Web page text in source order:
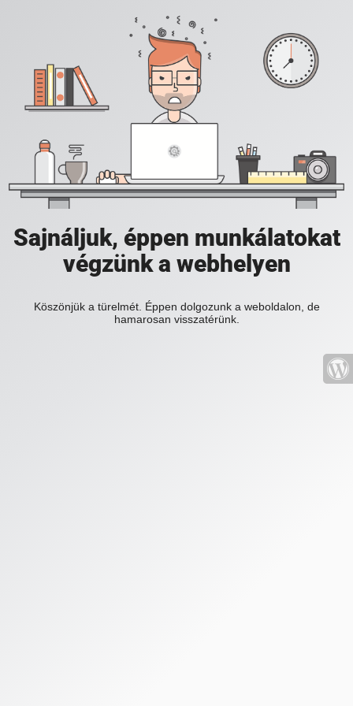
Sajnáljuk, éppen munkálatokat
végzünk a webhelyen
Köszönjük a türelmét. Éppen dolgozunk a weboldalon, de
hamarosan visszatérünk.